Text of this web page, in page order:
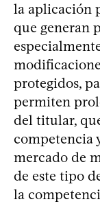
la aplicación
que generan
protegidos,
permiten
del titular,
competencia
mercado de
de este tipo
la